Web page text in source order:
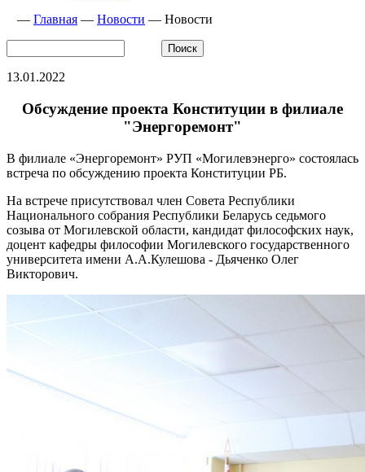
— Главная — Новости — Новости
13.01.2022
Обсуждение проекта Конституции в филиале
"Энергоремонт"
В филиале «Энергоремонт» РУП «Могилевэнерго» состоялась
встреча по обсуждению проекта Конституции РБ.
На встрече присутствовал член Совета Республики
Национального собрания Республики Беларусь седьмого
созыва от Могилевской области, кандидат философских наук,
доцент кафедры философии Могилевского государственного
университета имени А.А.Кулешова - Дьяченко Олег
Викторович.